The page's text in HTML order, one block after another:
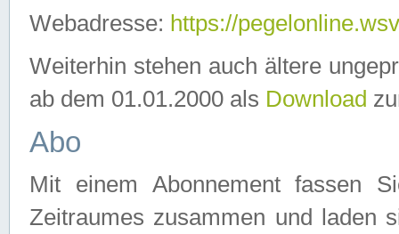
Webadresse: https://
Weiterhin stehen auch ältere
ab dem 01.01.2000 als Download
Abo
Mit einem Abonnement fassen
Zeitraumes zusammen und laden